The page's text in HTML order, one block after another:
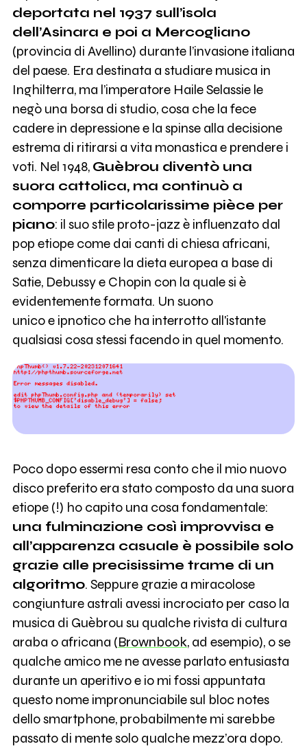
deportata nel 1937 sull’isola
dell’Asinara e poi a Mercogliano
(provincia di Avellino) durante l’invasione italiana
del paese. Era destinata a studiare musica in
Inghilterra, ma l’imperatore Haile Selassie le
negò una borsa di studio, cosa che la fece
cadere in depressione e la spinse alla decisione
estrema di ritirarsi a vita monastica e prendere i
voti. Nel 1948, Guèbrou diventò una
suora cattolica, ma continuò a
comporre particolarissime pièce per
piano: il suo stile proto-jazz è influenzato dal
pop etiope come dai canti di chiesa africani,
senza dimenticare la dieta europea a base di
Satie, Debussy e Chopin con la quale si è
evidentemente formata. Un suono
unico e ipnotico che ha interrotto all'istante
qualsiasi cosa stessi facendo in quel momento.
Poco dopo essermi resa conto che il mio nuovo
disco preferito era stato composto da una suora
etiope (!) ho capito una cosa fondamentale:
una fulminazione così improvvisa e
all’apparenza casuale è possibile solo
grazie alle precisissime trame di un
algoritmo. Seppure grazie a miracolose
congiunture astrali avessi incrociato per caso la
musica di Guèbrou su qualche rivista di cultura
araba o africana (Brownbook, ad esempio), o se
qualche amico me ne avesse parlato entusiasta
durante un aperitivo e io mi fossi appuntata
questo nome impronunciabile sul bloc notes
dello smartphone, probabilmente mi sarebbe
passato di mente solo qualche mezz’ora dopo.